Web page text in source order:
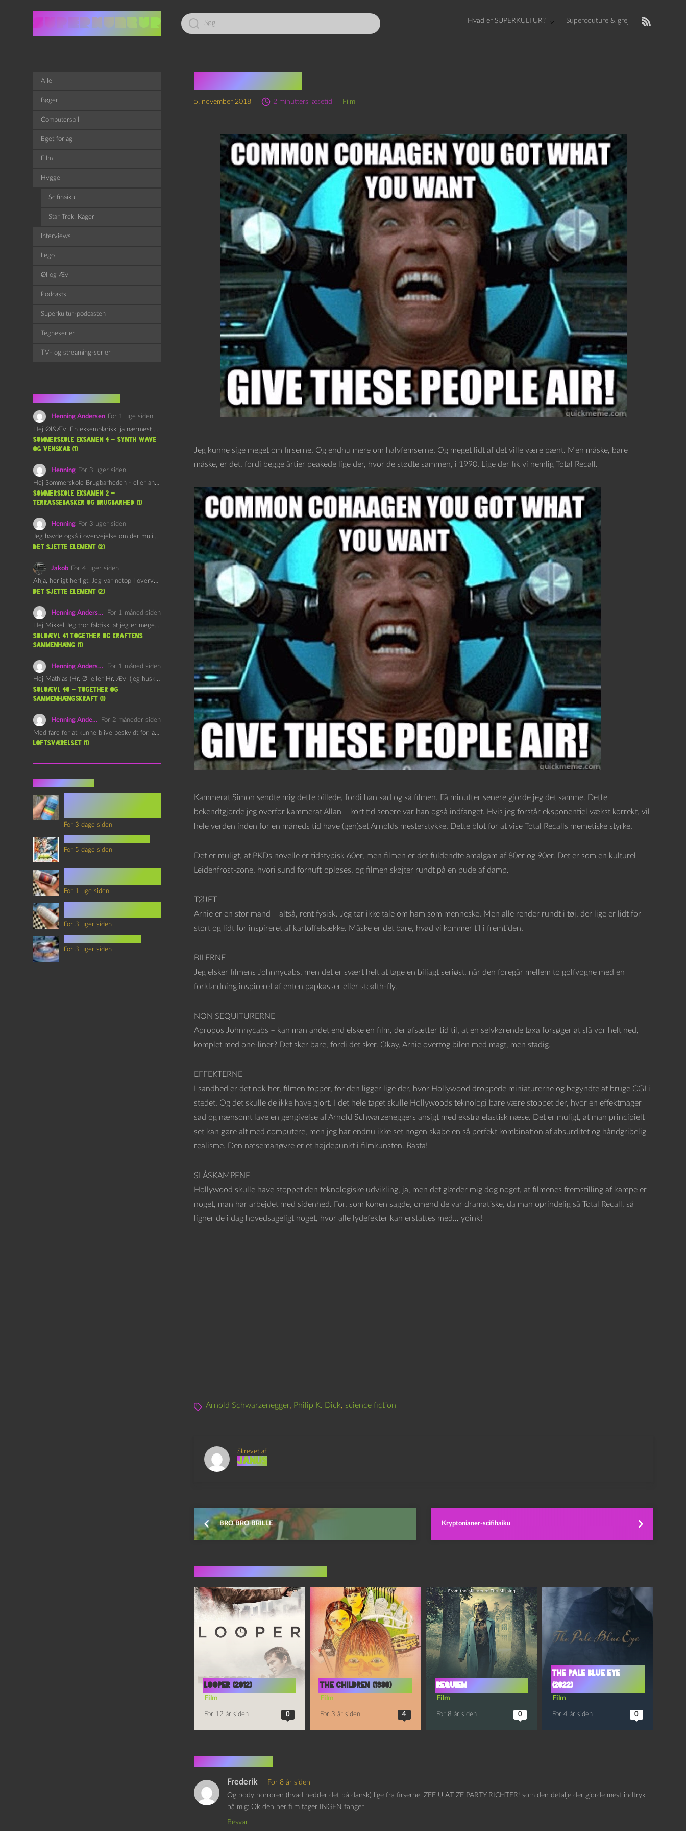
Led
efter:
Hvad er SUPERKULTUR? Supercouture & grej
Total Recall
5. november 2018 2 minutters læsetid Film
Jeg kunne sige meget om firserne. Og endnu mere om halvfemserne. Og meget lidt af det ville være pænt. Men måske, bare
måske, er det, fordi begge årtier peakede lige der, hvor de stødte sammen, i 1990. Lige der fik vi nemlig Total Recall.
Kammerat Simon sendte mig dette billede, fordi han sad og så filmen. Få minutter senere gjorde jeg det samme. Dette
bekendtgjorde jeg overfor kammerat Allan – kort tid senere var han også indfanget. Hvis jeg forstår eksponentiel vækst korrekt, vil
hele verden inden for en måneds tid have (gen)set Arnolds mesterstykke. Dette blot for at vise Total Recalls memetiske styrke.
Det er muligt, at PKDs novelle er tidstypisk 60er, men filmen er det fuldendte amalgam af 80er og 90er. Det er som en kulturel
Leidenfrost-zone, hvori sund fornuft opløses, og filmen skøjter rundt på en pude af damp.
TØJET
Arnie er en stor mand – altså, rent fysisk. Jeg tør ikke tale om ham som menneske. Men alle render rundt i tøj, der lige er lidt for
stort og lidt for inspireret af kartoffelsække. Måske er det bare, hvad vi kommer til i fremtiden.
BILERNE
Jeg elsker filmens Johnnycabs, men det er svært helt at tage en biljagt seriøst, når den foregår mellem to golfvogne med en
forklædning inspireret af enten papkasser eller stealth-fly.
NON SEQUITURERNE
Apropos Johnnycabs – kan man andet end elske en film, der afsætter tid til, at en selvkørende taxa forsøger at slå vor helt ned,
komplet med one-liner? Det sker bare, fordi det sker. Okay, Arnie overtog bilen med magt, men stadig.
EFFEKTERNE
I sandhed er det nok her, filmen topper, for den ligger lige der, hvor Hollywood droppede miniaturerne og begyndte at bruge CGI i
stedet. Og det skulle de ikke have gjort. I det hele taget skulle Hollywoods teknologi bare være stoppet der, hvor en effektmager
sad og nænsomt lave en gengivelse af Arnold Schwarzeneggers ansigt med ekstra elastisk næse. Det er muligt, at man principielt
set kan gøre alt med computere, men jeg har endnu ikke set nogen skabe en så perfekt kombination af absurditet og håndgribelig
realisme. Den næsemanøvre er et højdepunkt i filmkunsten. Basta!
SLÅSKAMPENE
Hollywood skulle have stoppet den teknologiske udvikling, ja, men det glæder mig dog noget, at filmenes fremstilling af kampe er
noget, man har arbejdet med sidenhed. For, som konen sagde, omend de var dramatiske, da man oprindelig så Total Recall, så
ligner de i dag hovedsageligt noget, hvor alle lydefekter kan erstattes med… yoink!
Arnold Schwarzenegger, Philip K. Dick, science fiction
Skrevet af
Janus
BRO BRO BRILLE Kryptonianer-scifihaiku
Looper (2012)
Film
For 12 år siden 0
The Children (1980)
Film
For 3 år siden 4
Requiem
Film
For 8 år siden 0
The pale blue eye
(2022)
Film
For 4 år siden 0
6 kommentarer
Frederik
For 8 år siden
Og body horroren (hvad hedder det på dansk) lige fra firserne. ZEE U AT ZE PARTY RICHTER! som den detalje der gjorde mest indtryk
på mig: Ok den her film tager INGEN fanger.
Besvar
Alle
Bøger
Computerspil
Eget forlag
Film
Hygge
Scifihaiku
Star Trek: Kager
Interviews
Lego
Øl og Ævl
Podcasts
Superkultur-podcasten
Tegneserier
TV- og streaming-serier
Henning Andersen For 1 uge siden
Hej Øl&Ævl En eksemplarisk, ja nærmest yndefuld, afslutning på SOMMERSKOLEN.…
Sommerskole Eksamen 4 – Synth Wave
og Venskab (1)
Henning For 3 uger siden
Hej Sommerskole Brugbarheden - eller anvendeligheden - af "Øl&Ævl" er…
Sommerskole Eksamen 2 –
Terrassebasker og Brugbarhed (1)
Henning For 3 uger siden
Jeg havde også i overvejelse om der muligvis kunne være…
det sjette element (2)
Jakob For 4 uger siden
Ahja, herligt herligt. Jeg var netop I overvejelser om at…
det sjette element (2)
Henning Andersen
For 1 måned siden
Hej Mikkel Jeg tror faktisk, at jeg er meget enig…
Soloævl 41 Together og Kraftens
Sammenhæng (1)
Henning Andersen
For 1 måned siden
Hej Mathias (Hr. Øl eller Hr. Ævl (jeg husker ikke…
Soloævl 40 – Together og
sammenhængskraft (1)
Henning Andersen
For 2 måneder siden
Med fare for at kunne blive beskyldt for, at være…
Loftsværelset (1)
For 3 dage siden
For 5 dage siden
For 1 uge siden
For 3 uger siden
For 3 uger siden